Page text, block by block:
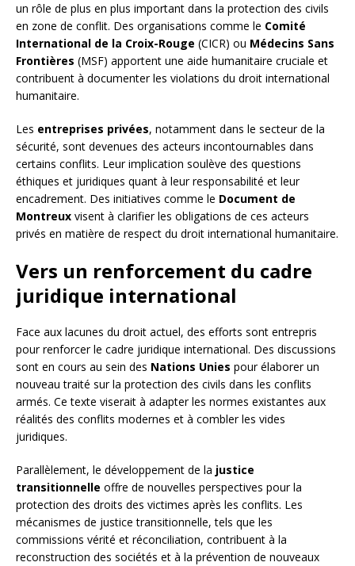
un rôle de plus en plus important dans la protection des civils
en zone de conflit. Des organisations comme le Comité
International de la Croix-Rouge (CICR) ou Médecins Sans
Frontières (MSF) apportent une aide humanitaire cruciale et
contribuent à documenter les violations du droit international
humanitaire.
Les entreprises privées, notamment dans le secteur de la
sécurité, sont devenues des acteurs incontournables dans
certains conflits. Leur implication soulève des questions
éthiques et juridiques quant à leur responsabilité et leur
encadrement. Des initiatives comme le Document de
Montreux visent à clarifier les obligations de ces acteurs
privés en matière de respect du droit international humanitaire.
Vers un renforcement du cadre
juridique international
Face aux lacunes du droit actuel, des efforts sont entrepris
pour renforcer le cadre juridique international. Des discussions
sont en cours au sein des Nations Unies pour élaborer un
nouveau traité sur la protection des civils dans les conflits
armés. Ce texte viserait à adapter les normes existantes aux
réalités des conflits modernes et à combler les vides
juridiques.
Parallèlement, le développement de la justice
transitionnelle offre de nouvelles perspectives pour la
protection des droits des victimes après les conflits. Les
mécanismes de justice transitionnelle, tels que les
commissions vérité et réconciliation, contribuent à la
reconstruction des sociétés et à la prévention de nouveaux